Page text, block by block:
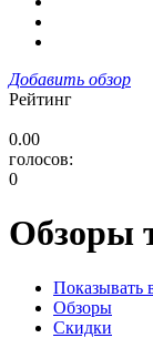
Добавить обзор
Рейтинг
0.00
голосов:
0
Обзоры
Показывать
Обзоры
Скидки